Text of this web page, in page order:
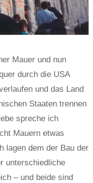
Mauer und nun
durch die USA
und das Land
Staaten trennen
spreche ich
Mauern etwas
lagen dem der Bau der
unterschiedliche
– und beide sind